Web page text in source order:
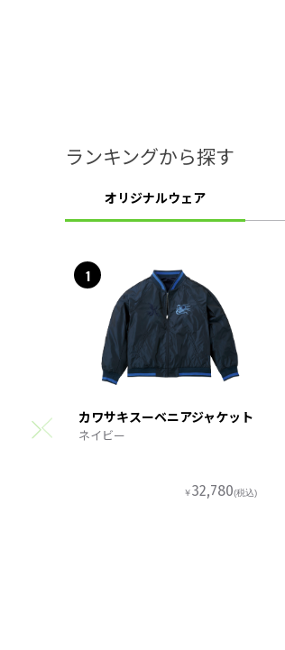
ランキングから探す
オリジナルウェア
1
カワサキスーベニアジャケット
ネイビー
￥32,780(税込)